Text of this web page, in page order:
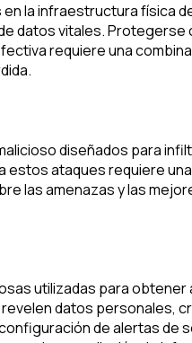
la infraestructura física
datos vitales.
requiere una
diseñados para
ataques requiere
las amenazas y las
utilizadas para
datos personales,
de alertas de